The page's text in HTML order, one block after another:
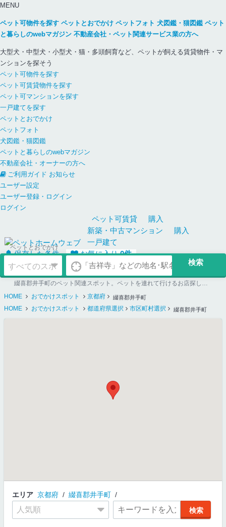
MENU
ペット可物件を探す ペットとおでかけ ペットフォト 犬図鑑・猫図鑑 ペット
と暮らしのwebマガジン 不動産会社・ペット関連サービス業の方へ
大型犬・中型犬・小型犬・猫・多頭飼育など、ペットが飼える賃貸物件・マ
ンションを探そう
ペット可物件を探す
ペット可賃貸物件を探す
ペット可マンションを探す
一戸建てを探す
ペットとおでかけ
ペットフォト
犬図鑑・猫図鑑
ペットと暮らしのwebマガジン
不動産会社・オーナーの方へ
ご利用ガイド お知らせ
ユーザー設定
ユーザー登録・ログイン
ログイン
ペット可賃貸
購入
新築・中古マンション
購入
一戸建て
保存した条件
お気に入り0件
ペットとおでかけ
綴喜郡井手町のペット関連スポット。ペットを連れて行けるお店探しならペットホームウェブ
HOME
おでかけスポット 京都府 綴喜郡井手町
HOME おでかけスポット 都道府県選択 市区町村選択 綴喜郡井手町
エリア 京都府 綴喜郡井手町